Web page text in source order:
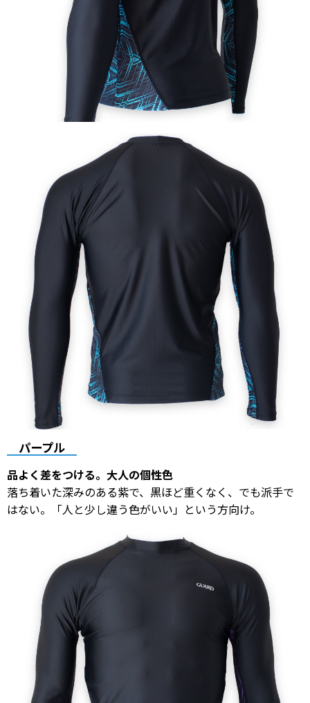
パープル
品よく差をつける。大人の個性色
落ち着いた深みのある紫で、黒ほど重くなく、でも派手で
はない。「人と少し違う色がいい」という方向け。